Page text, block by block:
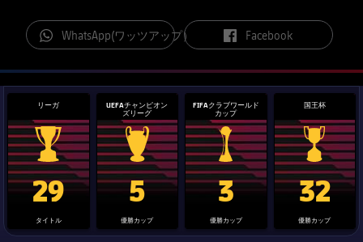
順位表
スケジュール
順位表
PLUSICON
LABEL.ARIA.PLUS
plusicon
label.aria.plus
スケジュール
チケット
結果
順位表
label.aria.whatsapp
WhatsApp(ワッツアップ） label.aria.facebook
Facebook
リーガ
La Liga trophy
29
タイトル
UEFAチャンピオン
ズリーグ
Champions League trophy
5
優勝カップ
FIFAクラブワールド
カップ
label.aria.clubworldcup
3
優勝カップ
国王杯
国王杯
32
優勝カップ